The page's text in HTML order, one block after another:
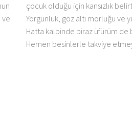
ve
çocuk olduğu için kansızlık
Yorgunluk, göz altı morluğu ve
Hatta kalbinde biraz üfürüm de
Hemen besinlerle takviye